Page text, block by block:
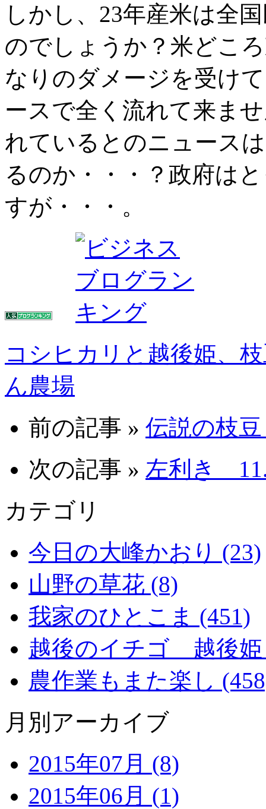
しかし、23年産米は全
のでしょうか？米どこ
なりのダメージを受け
ースで全く流れて来ま
れているとのニュース
るのか・・・？政府は
すが・・・。
コシヒカリと越後姫、
ん農場
前の記事 » 伝説の枝
次の記事 » 左利き
カテゴリ
今日の大峰かおり (23)
山野の草花 (8)
我家のひとこま (451)
越後のイチゴ 越後姫
農作業もまた楽し
月別アーカイブ
2015年07月 (8)
2015年06月 (1)